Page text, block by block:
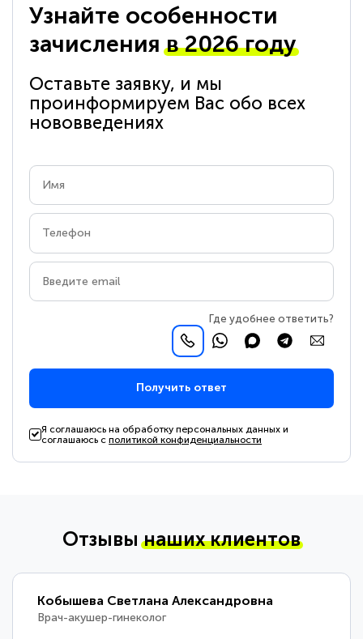
Узнайте особенности
зачисленияв 2026 году
Оставьте заявку, и мы
проинформируем Вас обо всех
нововведениях
Где удобнее ответить?
Получить ответ
Я соглашаюсь на обработку персональных данных и
соглашаюсь сполитикой конфиденциальности
Отзывынаших клиентов
Кобышева Светлана Александровна
Врач-акушер-гинеколог